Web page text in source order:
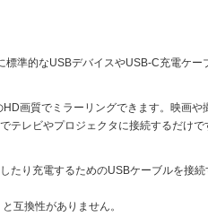
準的なUSBデバイスやUSB-C充電ケー
画質でミラーリングできます。映画や
レビやプロジェクタに接続するだけで
たり充電するためのUSBケーブルを接続
互換性がありません。